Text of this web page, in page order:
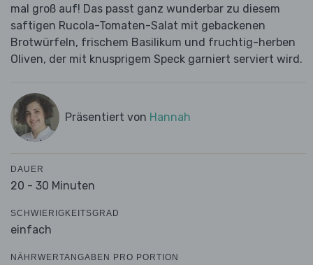
mal groß auf! Das passt ganz wunderbar zu diesem
saftigen Rucola-Tomaten-Salat mit gebackenen
Brotwürfeln, frischem Basilikum und fruchtig-herben
Oliven, der mit knusprigem Speck garniert serviert wird.
Präsentiert von Hannah
DAUER
20 - 30 Minuten
SCHWIERIGKEITSGRAD
einfach
NÄHRWERTANGABEN PRO PORTION